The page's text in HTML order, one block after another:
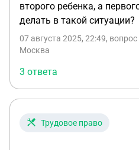
второго ребенка, а
делать в такой ситуации?
07 августа 2025, 22:49,
Москва
3 ответа
Трудовое право